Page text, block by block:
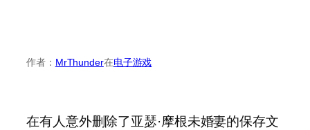
作者： MrThunder在电子游戏
在有人意外删除了亚瑟·摩根未婚妻的保存文